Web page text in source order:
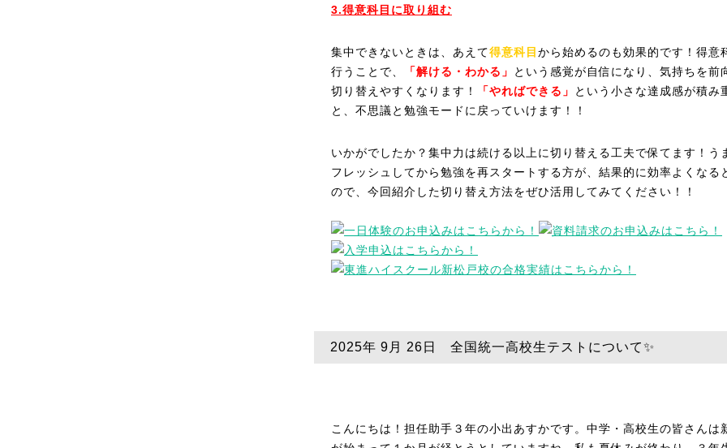
3.得意科目に取り組む
集中できないときは、あえて得意科目 から始めるのも効果的です！得意
行うことで、
「解ける・わかる」
という感覚が自信になり、気持ちを前
切り替えやすくなります！
「やればできる」
という小さな達成感が積み
と、不思議と勉強モードに戻っていけます！！
いかがでしたか？集中力は続ける以上に切り替える工夫で保てます！う
フレッシュしてから勉強を再スタートする方が、結果的に効率よくなる
ので、今回紹介した切り替え方法をぜひ活用してみてください！！
2025年 9月 26日 全国統一高校生テストについて✨
こんにちは！担任助手３年の小出あすかです。中学・高校生の皆さんは